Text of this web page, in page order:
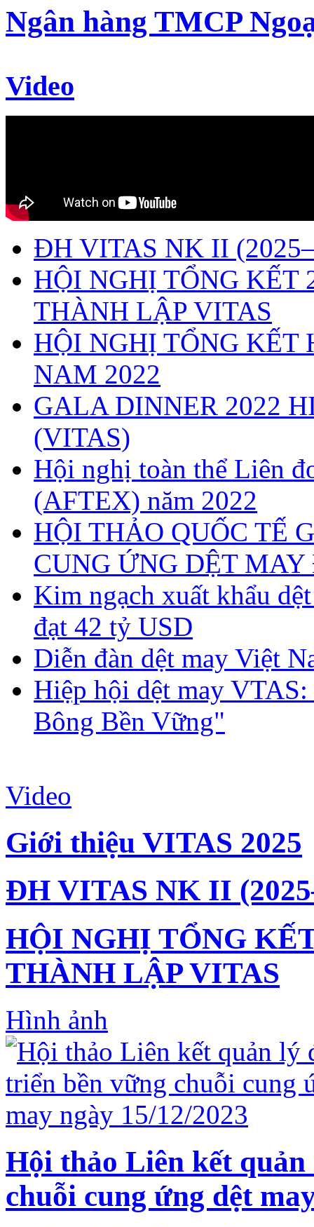
Ngân hàng TMCP
Video
ĐH VITAS NK II
HỘI NGHỊ TỔNG
THÀNH LẬP VITAS
HỘI NGHỊ TỔNG KẾT
NAM 2022
GALA DINNER 2022
(VITAS)
Hội nghị toàn thể Liên
(AFTEX) năm 2022
HỘI THẢO QUỐC TẾ
CUNG ỨNG DỆT
Kim ngạch xuất khẩu
đạt 42 tỷ USD
Diễn đàn dệt may Việt
Hiệp hội dệt may
Bông Bền Vững"
Video
Giới thiệu VITAS 2025
ĐH VITAS NK II
HỘI NGHỊ TỔNG
THÀNH LẬP VITAS
Hình ảnh
Hội thảo Liên kết
chuỗi cung ứng dệt